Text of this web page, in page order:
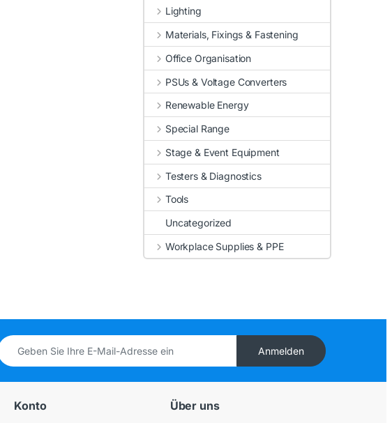
Lighting
Materials, Fixings & Fastening
Office Organisation
PSUs & Voltage Converters
Renewable Energy
Special Range
Stage & Event Equipment
Testers & Diagnostics
Tools
Uncategorized
Workplace Supplies & PPE
Anmelden
Konto Über uns